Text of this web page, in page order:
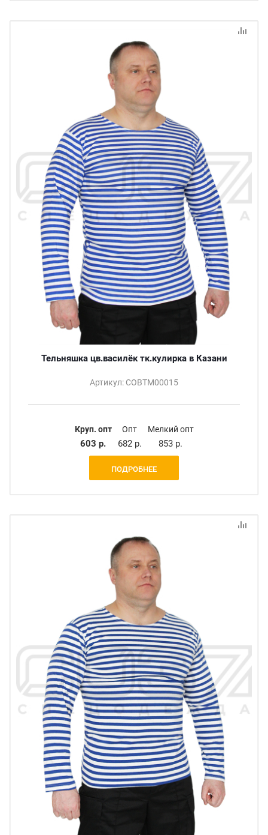
Тельняшка цв.василёк тк.кулирка в Казани
Артикул: СОВТМ00015
Круп. опт
603 р.
Опт
682 р.
Мелкий опт
853 р.
ПОДРОБНЕЕ